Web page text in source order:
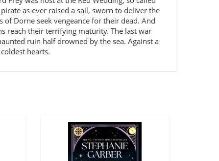
as ever raised a sail, sworn to deliver the
Dorne seek vengeance for their dead. And
reach their terrifying maturity. The last war
ruin half drowned by the sea. Against a
hearts.